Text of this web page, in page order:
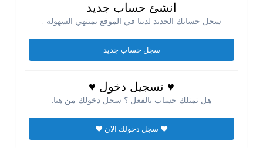
انشئ حساب جديد
سجل حسابك الجديد لدينا في الموقع بمنتهي السهوله .
سجل حساب جديد
♥ تسجيل دخول ♥
هل تمتلك حساب بالفعل ؟ سجل دخولك من هنا.
♥ سجل دخولك الان ♥